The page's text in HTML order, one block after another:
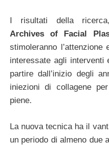
I risultati della
Archives of Facial
stimoleranno
interessate agli
partire dall’inizio degli
iniezioni di collagene
piene.
La nuova tecnica ha il
un periodo di almeno due